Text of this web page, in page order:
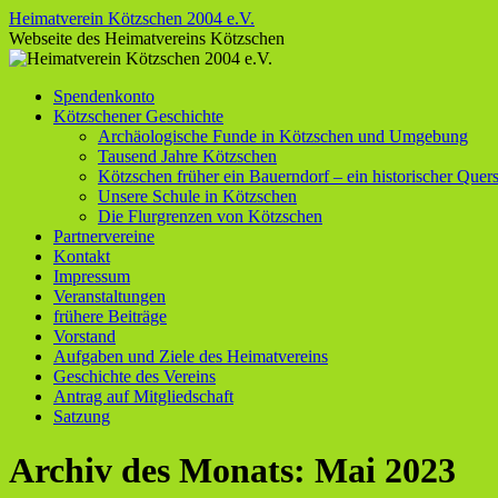
Zum
Inhalt
springen
Heimatverein Kötzschen 2004 e.V.
Webseite des Heimatvereins Kötzschen
Spendenkonto
Kötzschener Geschichte
Archäologische Funde in Kötzschen und Umgebung
Tausend Jahre Kötzschen
Kötzschen früher ein Bauerndorf – ein historischer
Unsere Schule in Kötzschen
Die Flurgrenzen von Kötzschen
Partnervereine
Kontakt
Impressum
Veranstaltungen
frühere Beiträge
Vorstand
Aufgaben und Ziele des Heimatvereins
Geschichte des Vereins
Antrag auf Mitgliedschaft
Satzung
Archiv des Monats: Mai 2023